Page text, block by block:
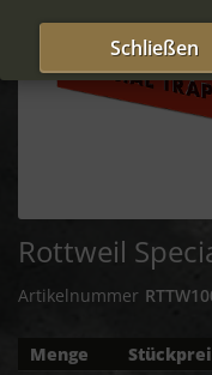
Rottweil
Artikelnummer
Menge
Schließen